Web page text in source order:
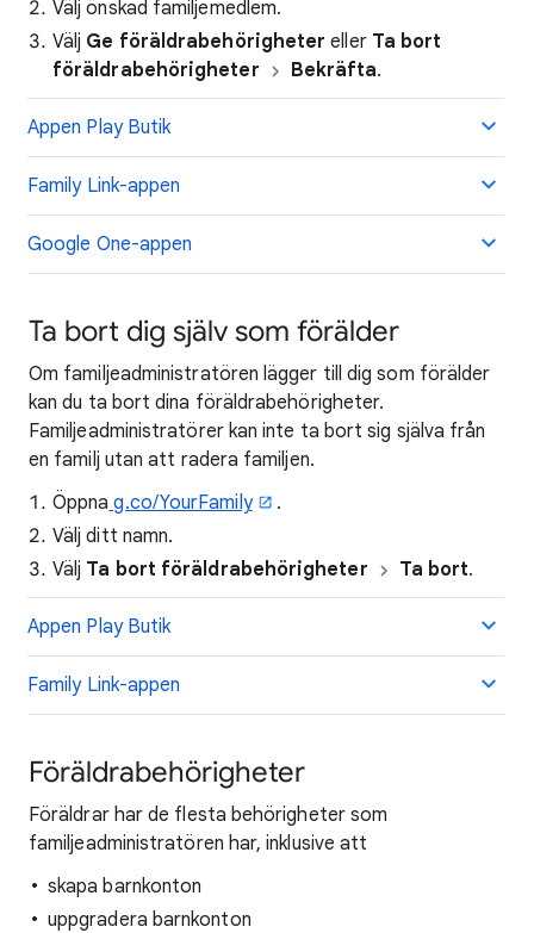
Välj önskad familjemedlem.
Välj Ge föräldrabehörigheter eller Ta bort
föräldrabehörigheter
Bekräfta.
Appen Play Butik
Family Link-appen
Google One-appen
Ta bort dig själv som förälder
Om familjeadministratören lägger till dig som förälder
kan du ta bort dina föräldrabehörigheter.
Familjeadministratörer kan inte ta bort sig själva från
en familj utan att radera familjen.
Öppna g.co/YourFamily
.
Välj ditt namn.
Välj Ta bort föräldrabehörigheter Ta bort.
Appen Play Butik
Family Link-appen
Föräldrabehörigheter
Föräldrar har de flesta behörigheter som
familjeadministratören har, inklusive att
skapa barnkonton
uppgradera barnkonton